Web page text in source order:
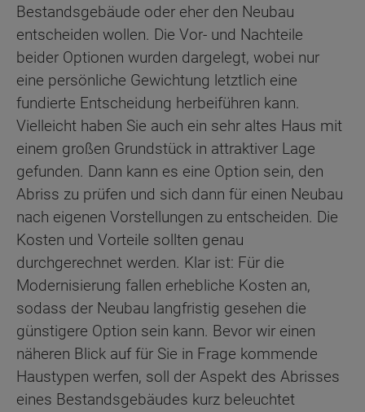
Bestandsgebäude oder eher den Neubau
entscheiden wollen. Die Vor- und Nachteile
beider Optionen wurden dargelegt, wobei nur
eine persönliche Gewichtung letztlich eine
fundierte Entscheidung herbeiführen kann.
Vielleicht haben Sie auch ein sehr altes Haus mit
einem großen Grundstück in attraktiver Lage
gefunden. Dann kann es eine Option sein, den
Abriss zu prüfen und sich dann für einen Neubau
nach eigenen Vorstellungen zu entscheiden. Die
Kosten und Vorteile sollten genau
durchgerechnet werden. Klar ist: Für die
Modernisierung fallen erhebliche Kosten an,
sodass der Neubau langfristig gesehen die
günstigere Option sein kann. Bevor wir einen
näheren Blick auf für Sie in Frage kommende
Haustypen werfen, soll der Aspekt des Abrisses
eines Bestandsgebäudes kurz beleuchtet